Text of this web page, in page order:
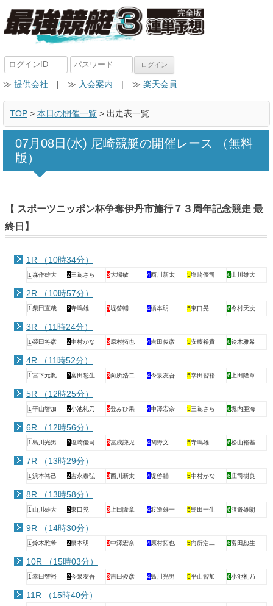
≫ 提供会社 | ≫ 入会案内 | ≫ 楽天会員
TOP > 本日の開催一覧 > 出走表一覧
07月08日(水) 尼崎競艇の開催レース （無料
版）
【 スポーツニッポン杯争奪伊丹市施行７３周年記念競走 最
終日】
1R （10時34分）
1森作雄大 2三嶌さら 3大場敏 4西川新太 5塩崎優司 6山川雄大
2R （10時57分）
1柴田直哉 2寺嶋雄 3堤啓輔 4橋本明 5東口晃 6今村天次
3R （11時24分）
1榮田将彦 2中村かな 3原村拓也 4吉田俊彦 5安藤裕貴 6鈴木雅希
4R （11時52分）
1宮下元胤 2富田恕生 3向所浩二 4今泉友吾 5幸田智裕 6上田隆章
5R （12時25分）
1平山智加 2小池礼乃 3登みひ果 4中澤宏奈 5三嶌さら 6堀内亜海
6R （12時56分）
1島川光男 2塩崎優司 3冨成謙児 4関野文 5寺嶋雄 6松山裕基
7R （13時29分）
1浜本裕己 2吉永泰弘 3西川新太 4堤啓輔 5中村かな 6庄司樹良
8R （13時58分）
1山川雄大 2東口晃 3上田隆章 4渡邊雄一 5島田一生 6渡邉雄朗
9R （14時30分）
1鈴木雅希 2橋本明 3中澤宏奈 4原村拓也 5向所浩二 6富田恕生
10R （15時03分）
1幸田智裕 2今泉友吾 3吉田俊彦 4島川光男 5平山智加 6小池礼乃
11R （15時40分）